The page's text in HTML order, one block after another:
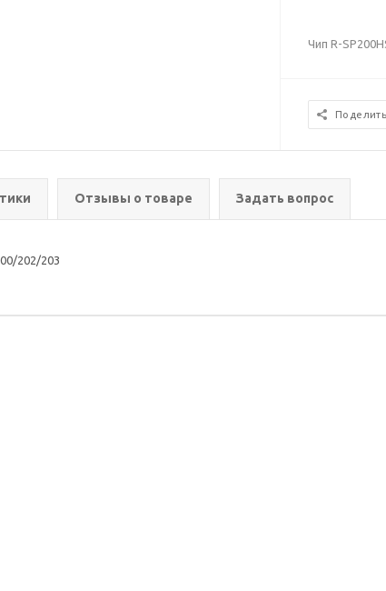
Чип R-
Отзывы о товаре Задать вопрос
202/203